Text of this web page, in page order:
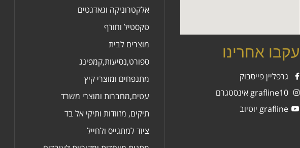
עקבו אחרינו
גרפליין פייסבוק
grafline10 אינסטגרם
grafline יוטיוב
אלקטרוניקה וגאדגטים
טקסטיל וחורף
מוצרים לבית
ספורט,נסיעות,קמפינג
מתנפחים ומוצרי קיץ
עטים,מחברות ומוצרי משרד
תיקים, מזוודות ותיקי אל בד
ציוד למתגייס ולחייל